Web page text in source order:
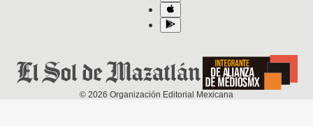
© 2026 Organización Editorial Mexicana